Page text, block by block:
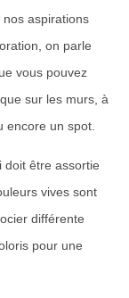
nos aspirations
on parle
vous pouvez
sur les murs, à
encore un spot.
doit être assortie
vives sont
différente
pour une